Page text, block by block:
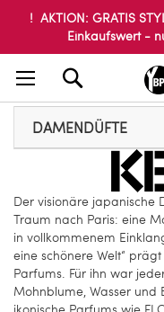
! AKTION: GRATIS
Einkaufswert -
DAMENDÜFTE
Der visionäre japanische
Traum nach Paris: eine
in vollkommenem
eine schönere Welt“
Parfums. Für ihn war
Mohnblume, Wasser und